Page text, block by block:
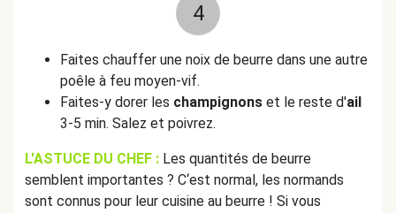
4
Faites chauffer une noix de beurre dans une autre
poêle à feu moyen-vif.
Faites-y dorer les champignons et le reste d'ail
3-5 min. Salez et poivrez.
L'ASTUCE DU CHEF : Les quantités de beurre
semblent importantes ? C‘est normal, les normands
sont connus pour leur cuisine au beurre ! Si vous